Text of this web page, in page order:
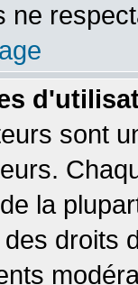
ne
sont
la
droits